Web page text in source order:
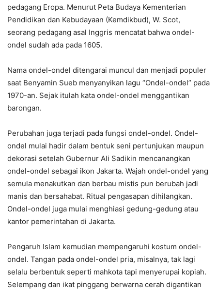
pedagang Eropa. Menurut Peta Budaya Kementerian
Pendidikan dan Kebudayaan (Kemdikbud), W. Scot,
seorang pedagang asal Inggris mencatat bahwa ondel-
ondel sudah ada pada 1605.
Nama ondel-ondel ditengarai muncul dan menjadi populer
saat Benyamin Sueb menyanyikan lagu “Ondel-ondel” pada
1970-an. Sejak itulah kata ondel-ondel menggantikan
barongan.
Perubahan juga terjadi pada fungsi ondel-ondel. Ondel-
ondel mulai hadir dalam bentuk seni pertunjukan maupun
dekorasi setelah Gubernur Ali Sadikin mencanangkan
ondel-ondel sebagai ikon Jakarta. Wajah ondel-ondel yang
semula menakutkan dan berbau mistis pun berubah jadi
manis dan bersahabat. Ritual pengasapan dihilangkan.
Ondel-ondel juga mulai menghiasi gedung-gedung atau
kantor pemerintahan di Jakarta.
Pengaruh Islam kemudian mempengaruhi kostum ondel-
ondel. Tangan pada ondel-ondel pria, misalnya, tak lagi
selalu berbentuk seperti mahkota tapi menyerupai kopiah.
Selempang dan ikat pinggang berwarna cerah digantikan